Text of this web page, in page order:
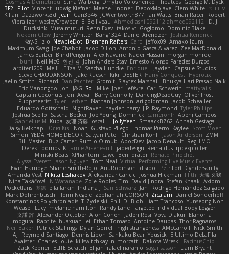
ענבר פז Clem White
DeboxMojave
Meene Lindner
Vincent Ludwig Kiefner
BF2 _Pilot
Robert
Brian Racer
Ian Watts
JGWentworth877
Gan3e46
Jean
Dazzworks3d
Kilian
D. J.
Ahmed.ashii092112 ahmed092112
E. Belliveau
wesleyCrowbar
Vibralizer
Dominic Blake
Goglomo
takoslvt
Renn Exev
Musa muturi
Ducksink
Joshua Kendrick
Daniel Arendzen
Bang1324
Jeremy Whitter
Nekom Glew
Amako Izumi
jeffox09
Caro
Brennan Rafters
NewbieDot
iz o
Kay-S
Zee MacDonald
Antonio Gasca-Alvarez
Jacob Dillon
Joe Chabot
Maximum Swag
morgan monroe
Nader Hassan
Alex Navarre
BlindPenguin
James Barber
Ernesto Alonso Paredes Burgos
John Anders Stav
현진 김
Neil McG
buhii
Capsule Studios
Jayden !
Enrique
Sascha Huncke
Elīza M.
Melli
arbiter1209
Hyprotix
Harry Conquest
DESTER
Kiki
Jake Ruesch
Steve CHAUDANSON
Bhukya Hari Prasad Naik
Slaytex Marshall
Gromit
Dan Pachter
Richard
Jaelin Smith
mattyrails
Carl Schwerin
Joeri Lefévre
Mike
Sol
J&G
Jon
Eric Manongdo
Oliver Frost
DancingDeadGuy
Barry Connolly
Aeval
Jon
Captain Coconuts
Jacob Schealler
ari-goldman
Nathan Johnson
Tyler Herbert
Puppeteerist
Tyler Phillips
J.P. Raymond
hayden harry
NightRaven
Eduardo Gottschald
Abeni Campos
cameronfr
Dominick
Joe Young
Sascha Becker
Joshua Scelfo
Annah Gestaga
SmaackBZ62
JollyYeen
oscall L
友理 斉藤
Kuba
Gabrielius M
Scott Moen
Kaylee
Thomas Pierro
Gustavo Pliego
Noah
Юлія Кізі
Daisy Belknap
ZMM
Jason Anderson
Christian Kohli
Satyan Patel
YEDA HOME DECOR
Simon
Reg_LMO
Jacob Denault
ApocDev
Rumlo Olmub
Buz Carter
Bill Master
rpcexploiter
Reinaldus
jadedesign
Jamie Arseneault
K
Derek Toombs
Renato Pinochet
qrator
Ben
cawc
XPhantom
Mimski Beats
Virtual Performing Live Music Events
Tom Neal
Jason Nguyen
Alyssa Everett
Cyndersanity
Petr Fořt
disiboi
AnuRobinson
Shane Smith-Rojo
Evan Harridge
大海 久我
lilith
Joshua Hickman
Aleksandar Caricic
Nikita Leshakov
Amanda Vest
Axiom
Stefan Knaak
David Jindra
Tim
Zoie Robles
N Watanabe
Nina Takáčová
Rodrigo Hernández Salgado
Jan
Sari Schwarz
Indiana J
ella larkin
基德
Pocketfans
Daniel Sonderhoff
Zicalam
zephaniah CORSON
Florin Negele
Mark Dohrenbusch
Yunseong Noh
Liam Trancoso
Blob
Phill D
T_Zydelski
Konstantinos Polychroniadis
Targeted Individual Body Logger
Randy Lane
melanie hamilton
Lucy
Weasel
Elanor la
Vova Diakur
Jaden Rosi
Alon Cohen
Alexander October
文謙 許
Thor Ragnaros
Antoine Daubas
Ethan Tomaso
huaxuan Lei
Raptite
mogura
Nick Smith
AMcCarroll
high strangeness
Dylan Gorrell
Patrick Stallings
Neil Baker
ElUltimo DeLaFila
Yousick
Sankaku Bear
Dennis Libon
Reymeld Santiago
AJ
FacinusChip
Dakota Wreski
n_morcatti
killswitchkay
Charles Louie
Avaister
Liam Bryant
sagar sasson
rafael naranjo
Elijah
ELITE Scratch
Zack Kepner